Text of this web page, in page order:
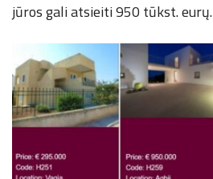
jūros gali atsieiti 950 tūkst. eurų.